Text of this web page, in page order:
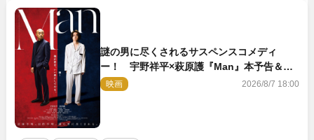
謎の男に尽くされるサスペンスコメディ
ー！ 宇野祥平×萩原護『Man』本予告＆新
ビジュアル解禁
映画 2026/8/7 18:00